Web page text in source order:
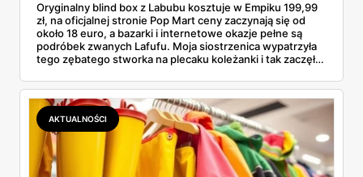
Oryginalny blind box z Labubu kosztuje w Empiku 199,99
zł, na oficjalnej stronie Pop Mart ceny zaczynają się od
około 18 euro, a bazarki i internetowe okazje pełne są
podróbek zwanych Lafufu. Moja siostrzenica wypatrzyła
tego zębatego stworka na plecaku koleżanki i tak zaczęło
kosztuje i po czym poznać, że sprzedawca nie wciska nam
podróbki. Spisałam wszystko, czego się dowiedziałam —
łącznie z jedną wpadką, o której za chwilę.
AKTUALNOŚCI